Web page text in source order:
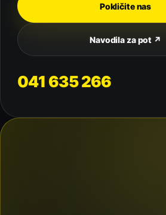
Pokličite nas
Navodila za pot ↗
041 635 266